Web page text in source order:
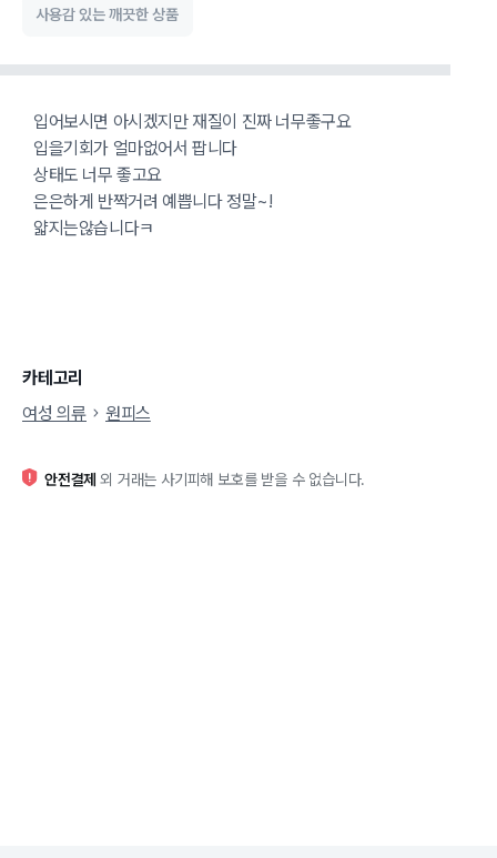
사용감 있는 깨끗한 상품
입어보시면 아시겠지만 재질이 진짜 너무좋구요
입을기회가 얼마없어서 팝니다
상태도 너무 좋고요
은은하게 반짝거려 예쁩니다 정말~!
얇지는않습니다ㅋ
카테고리
여성 의류
원피스
안전결제 외 거래는 사기피해 보호를 받을 수 없습니다.